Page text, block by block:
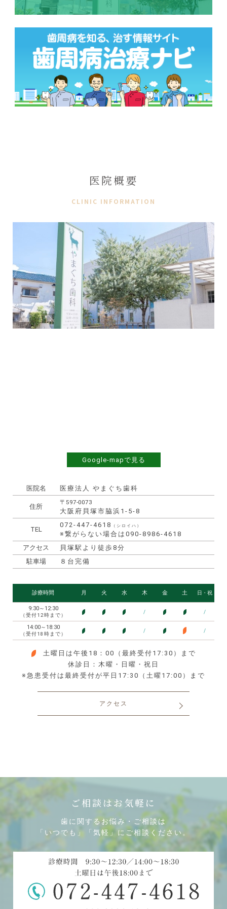
医院概要
CLINIC INFORMATION
Google-mapで見る
医院名 医療法人 やまぐち歯科
住所
〒597-0073
大阪府貝塚市脇浜1-5-8
TEL
072-447-4618 （シロイハ）
※繋がらない場合は090-8986-4618
アクセス
貝塚駅より徒歩8分
駐車場
８台完備
診療時間 月 火 水 木 金 土 日・祝
9:30～12:30
（受付12時まで）
● ● ● / ● ● /
14:00～18:30
（受付18時まで）
● ● ● / ● ● /
●
土曜日は午後18：00（最終受付17:30）まで
休診日：木曜・日曜・祝日
※急患受付は最終受付が平日17:30（土曜17:00）まで
アクセス
ご相談はお気軽に
歯に関するお悩み・ご相談は
「いつでも」「気軽」にご相談ください。
電話 LINE相談